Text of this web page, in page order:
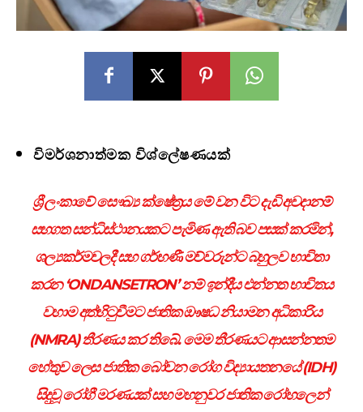
විමර්ශනාත්මක විශ්ලේෂණයක්
ශ්‍රී ලංකාවේ සෞඛ්‍ය ක්ෂේත්‍රය මේ වන විට දැඩි අවදානම්
සහගත සන්ධිස්ථානයකට පැමිණ ඇති බව පසක් කරමින්,
ශල්‍යකර්මවලදී සහ ගර්භණී මව්වරුන්ට බහුලව භාවිතා
කරන‘ONDANSETRON’නම් ඉන්දීය එන්නත භාවිතය
වහාම අත්හිටුවීමට ජාතික ඖෂධ නියාමන අධිකාරිය
(NMRA)තීරණය කර තිබේ. මෙම තීරණයට ආසන්නතම
හේතුව ලෙස ජාතික බෝවන රෝග විද්‍යායතනයේ (IDH)
සිදුවූ රෝගී මරණයක් සහ මහනුවර ජාතික රෝහලෙන්